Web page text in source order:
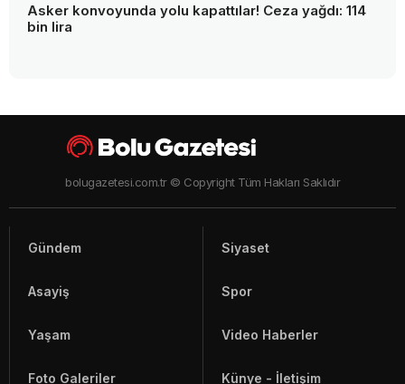
Asker konvoyunda yolu kapattılar! Ceza yağdı: 114
bin lira
bolugazetesi.com.tr © Copyright Tüm Hakları Saklıdır
Gündem Siyaset
Asayiş Spor
Yaşam Video Haberler
Foto Galeriler Künye - İletişim